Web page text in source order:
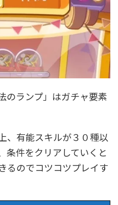
のランプ」はガチャ要素
、有能スキルが３０種以
条件をクリアしていくと
るのでコツコツプレイす